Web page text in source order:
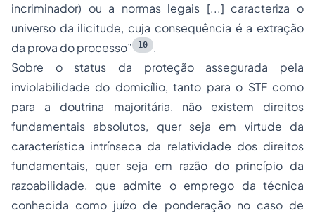
incriminador) ou a normas legais [...] caracteriza o
universo da ilicitude, cuja consequência é a extração
da prova do processo”
10
.
Sobre o status da proteção assegurada pela
inviolabilidade do domicílio, tanto para o STF como
para a doutrina majoritária, não existem direitos
fundamentais absolutos, quer seja em virtude da
característica intrínseca da relatividade dos direitos
fundamentais, quer seja em razão do princípio da
razoabilidade, que admite o emprego da técnica
conhecida como juízo de ponderação no caso de